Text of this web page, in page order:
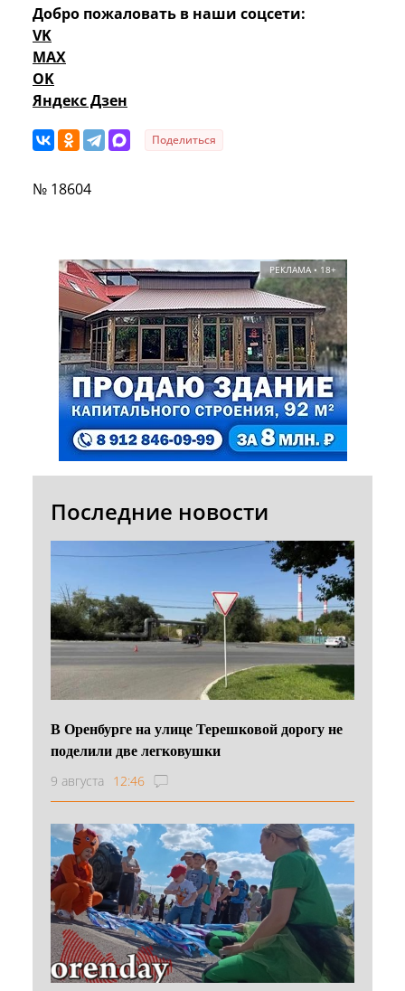
Добро пожаловать в наши соцсети:
VK
MAX
OK
Яндекс Дзен
Поделиться
№ 18604
РЕКЛАМА • 18+
Последние новости
В Оренбурге на улице Терешковой дорогу не
поделили две легковушки
9 августа 12:46